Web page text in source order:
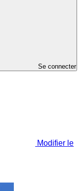
Se connecter
Modifier le